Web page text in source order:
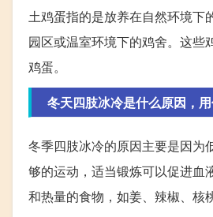
土鸡蛋指的是放养在自然环境下
园区或温室环境下的鸡舍。这些
鸡蛋。
冬天四肢冰冷是什么原因，
冬季四肢冰冷的原因主要是因为
够的运动，适当锻炼可以促进血
和热量的食物，如姜、辣椒、核